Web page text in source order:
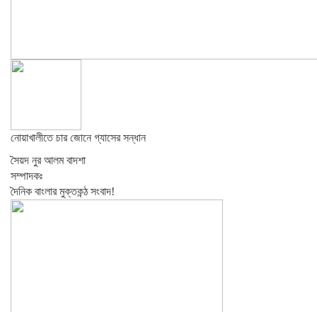
নোয়াখালীতে চার জোনে গ্যাসের সন্ধান
সৈয়দ নুর আলম বাদশা
সম্পাদকঃ
দৈনিক বাংলার মুক্তকন্ঠ সংবাদ!